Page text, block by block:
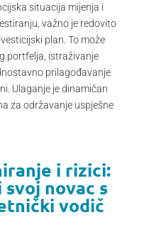
situacija mijenja i
važno je redovito
plan. To može
portfelja, istraživanje
prilagođavanje
Ulaganje je dinamičan
za održavanje uspješne
i rizici:
novac s
vodič